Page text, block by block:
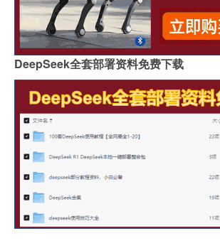
DeepSeek全套部署资料免费下载